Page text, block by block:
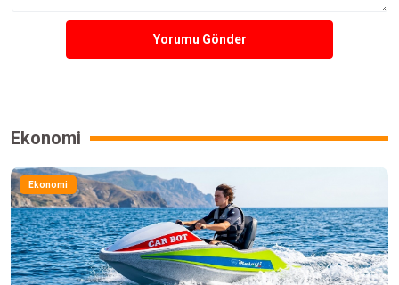
Yorumu Gönder
Ekonomi
Ekonomi